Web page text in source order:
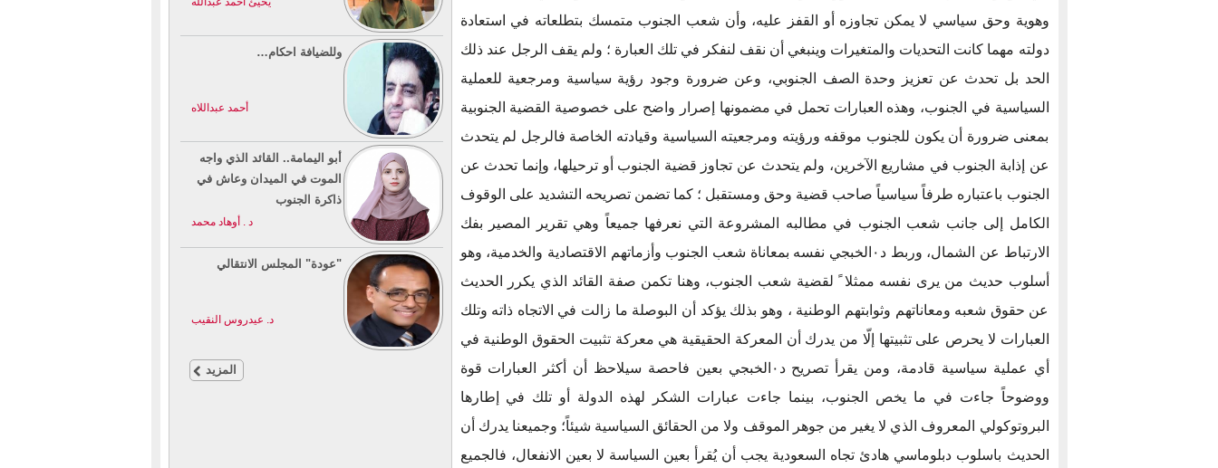
وللضيافة احكام…
أحمد عبداللاه
أبو اليمامة.. القائد الذي واجه
الموت في الميدان وعاش في
ذاكرة الجنوب
د . أوهاد محمد
"عودة" المجلس الانتقالي
د. عيدروس النقيب
المزيد
وهوية وحق سياسي لا يمكن تجاوزه أو القفز عليه، وأن شعب الجنوب متمسك بتطلعاته في استعادة
دولته مهما كانت التحديات والمتغيرات وينبغي أن نقف لنفكر في تلك العبارة ؛ ولم يقف الرجل عند ذلك
الحد بل تحدث عن تعزيز وحدة الصف الجنوبي، وعن ضرورة وجود رؤية سياسية ومرجعية للعملية
السياسية في الجنوب، وهذه العبارات تحمل في مضمونها إصرار واضح على خصوصية القضية الجنوبية
بمعنى ضرورة أن يكون للجنوب موقفه ورؤيته ومرجعيته السياسية وقيادته الخاصة فالرجل لم يتحدث
عن إذابة الجنوب في مشاريع الآخرين، ولم يتحدث عن تجاوز قضية الجنوب أو ترحيلها، وإنما تحدث عن
الجنوب باعتباره طرفاً سياسياً صاحب قضية وحق ومستقبل ؛ كما تضمن تصريحه التشديد على الوقوف
الكامل إلى جانب شعب الجنوب في مطالبه المشروعة التي نعرفها جميعاً وهي تقرير المصير بفك
الارتباط عن الشمال، وربط د٠الخبجي نفسه بمعاناة شعب الجنوب وأزماتهم الاقتصادية والخدمية، وهو
أسلوب حديث من يرى نفسه ممثلا ً لقضية شعب الجنوب، وهنا تكمن صفة القائد الذي يكرر الحديث
عن حقوق شعبه ومعاناتهم وثوابتهم الوطنية ، وهو بذلك يؤكد أن البوصلة ما زالت في الاتجاه ذاته وتلك
العبارات لا يحرص على تثبيتها إلّا من يدرك أن المعركة الحقيقية هي معركة تثبيت الحقوق الوطنية في
أي عملية سياسية قادمة، ومن يقرأ تصريح د٠الخبجي بعين فاحصة سيلاحظ أن أكثر العبارات قوة
ووضوحاً جاءت في ما يخص الجنوب، بينما جاءت عبارات الشكر لهذه الدولة أو تلك في إطارها
البروتوكولي المعروف الذي لا يغير من جوهر الموقف ولا من الحقائق السياسية شيئاً؛ وجميعنا يدرك أن
الحديث باسلوب دبلوماسي هادئ تجاه السعودية يجب أن يُقرأ بعين السياسة لا بعين الانفعال، فالجميع